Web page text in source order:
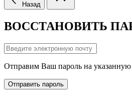
Назад
ВОССТАНОВИТЬ
Отправим Ваш пароль на
Отправить пароль